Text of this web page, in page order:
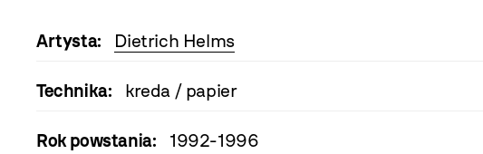
Artysta: Dietrich Helms
Technika: kreda / papier
Rok powstania: 1992-1996